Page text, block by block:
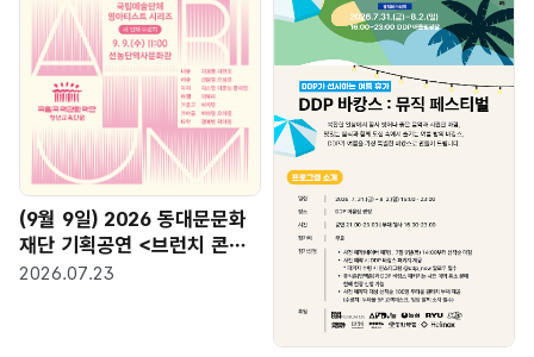
(9월 9일) 2026 동대문문화
재단 기획공연 <브런치 콘서
트 아트리움 "국립국악관현악
2026.07.23